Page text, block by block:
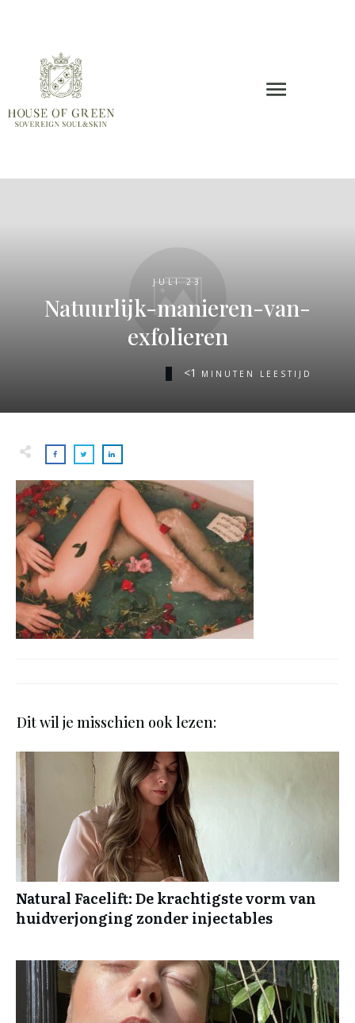
JULI 23
Natuurlijk-manieren-van-
exfolieren
<1 MINUTEN LEESTIJD
Dit wil je misschien ook lezen:
Natural Facelift: De krachtigste vorm van
huidverjonging zonder injectables